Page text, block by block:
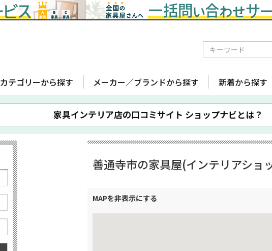
カテゴリーから探す メーカー／ブランドから探す 新着から探す
家具インテリア店の口コミサイト ショップナビとは？
善通寺市の家具屋(インテリアショ